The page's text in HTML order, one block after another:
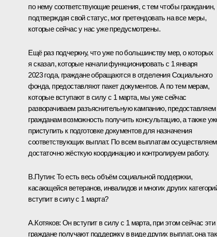
по нему соответствующие решения, с тем чтобы гражданин,
подтверждая свой статус, мог претендовать на все меры,
которые сейчас у нас уже предусмотрены.
Ещё раз подчеркну, что уже по большинству мер, о которых
я сказал, которые начали функционировать с 1 января
2023 года, граждане обращаются в отделения Социального
фонда, предоставляют пакет документов. А по тем мерам,
которые вступают в силу с 1 марта, мы уже сейчас
разворачиваем разъяснительную кампанию, предоставляем
гражданам возможность получить консультацию, а также
приступить к подготовке документов для назначения
соответствующих выплат. По всем выплатам осуществляем
достаточно жёсткую координацию и контролируем работу.
В.Путин: То есть весь объём социальной поддержки,
касающейся ветеранов, инвалидов и многих других
вступит в силу с 1 марта?
А.Котяков: Он вступит в силу с 1 марта, при этом сейчас эти
граждане получают поддержку в виде других выплат, она